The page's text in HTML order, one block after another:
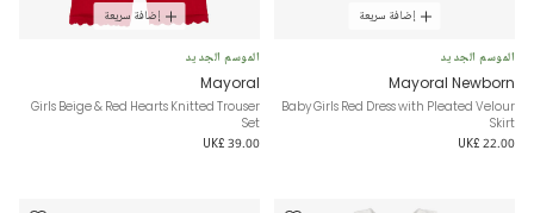
إضافة سريعة
الموسم الجديد
Mayoral Newborn
Baby Girls Red Dress with Pleated Velour
Skirt
UK£ 22.00
إضافة سريعة
الموسم الجديد
Mayoral
Girls Beige & Red Hearts Knitted Trouser
Set
UK£ 39.00